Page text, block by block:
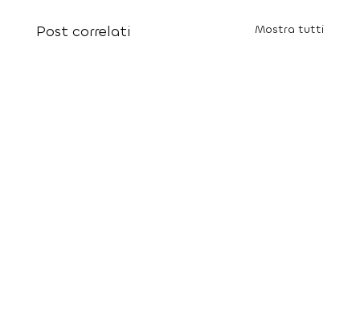
Post correlati Mostra tutti